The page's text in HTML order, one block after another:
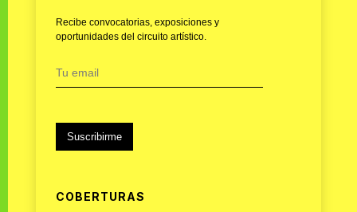
Recibe convocatorias, exposiciones y
oportunidades del circuito artístico.
Suscribirme
COBERTURAS